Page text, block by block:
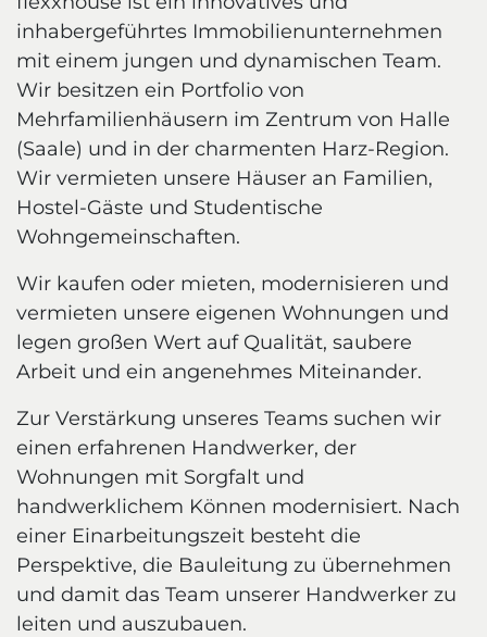
inhabergeführtes Immobilienunternehmen
mit einem jungen und dynamischen Team.
Wir besitzen ein Portfolio von
Mehrfamilienhäusern im Zentrum von Halle
(Saale) und in der charmenten Harz-Region.
Wir vermieten unsere Häuser an Familien,
Hostel-Gäste und Studentische
Wohngemeinschaften.
Wir kaufen oder mieten, modernisieren und
vermieten unsere eigenen Wohnungen und
legen großen Wert auf Qualität, saubere
Arbeit und ein angenehmes Miteinander.
Zur Verstärkung unseres Teams suchen wir
einen erfahrenen Handwerker, der
Wohnungen mit Sorgfalt und
handwerklichem Können modernisiert. Nach
einer Einarbeitungszeit besteht die
Perspektive, die Bauleitung zu übernehmen
und damit das Team unserer Handwerker zu
leiten und auszubauen.